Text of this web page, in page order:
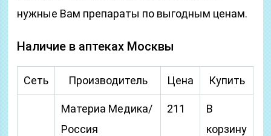
нужные Вам препараты по выгодным ценам.
Наличие в аптеках Москвы
Сеть Производитель Цена Купить
Материа Медика/
Россия
211
В
корзину